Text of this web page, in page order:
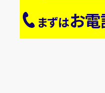
まずはお電